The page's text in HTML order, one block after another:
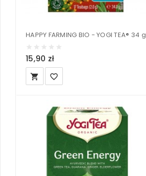
HAPPY FARMING BIO - YOGI TEA® 34 g
15,90 zł
local_grocery_store favorite_border